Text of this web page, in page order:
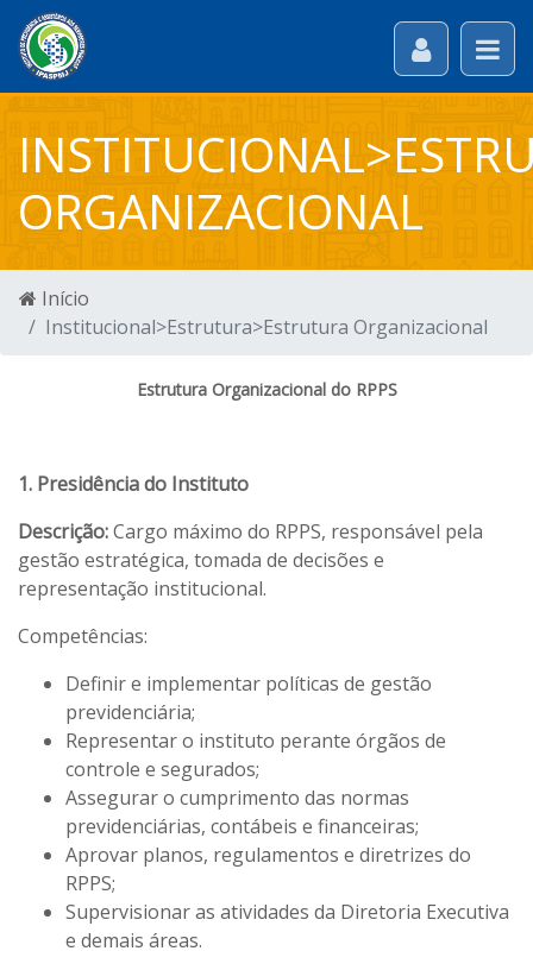
ORGANIZACIONAL
Início
Institucional>Estrutura>Estrutura Organizacional
Estrutura Organizacional do RPPS
1. Presidência do Instituto
Descrição:Cargo máximo do RPPS, responsável pela
gestão estratégica, tomada de decisões e
representação institucional.
Competências:
Definir e implementar políticas de gestão
previdenciária;
Representar o instituto perante órgãos de
controle e segurados;
Assegurar o cumprimento das normas
previdenciárias, contábeis e financeiras;
Aprovar planos, regulamentos e diretrizes do
RPPS;
Supervisionar as atividades da Diretoria Executiva
e demais áreas.